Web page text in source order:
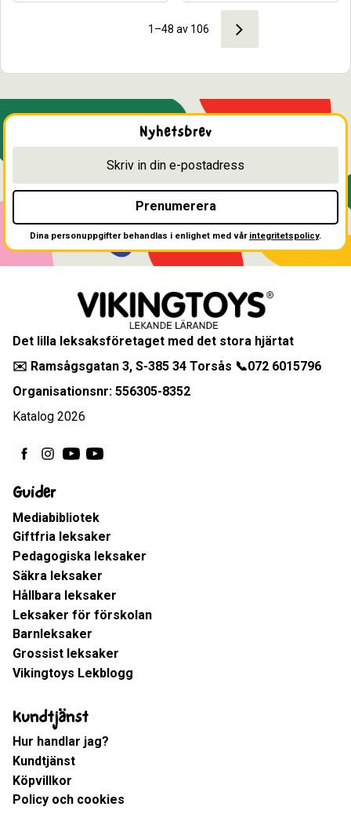
1–48 av 106
Nyhetsbrev
Prenumerera
Dina personuppgifter behandlas i enlighet med vår integritetspolicy.
Det lilla leksaksföretaget med det stora hjärtat
✉️ Ramsågsgatan 3, S-385 34 Torsås 📞072 6015796
Organisationsnr: 556305-8352
Katalog 2026
Guider
Mediabibliotek
Giftfria leksaker
Pedagogiska leksaker
Säkra leksaker
Hållbara leksaker
Leksaker för förskolan
Barnleksaker
Grossist leksaker
Vikingtoys Lekblogg
Kundtjänst
Hur handlar jag?
Kundtjänst
Köpvillkor
Policy och cookies